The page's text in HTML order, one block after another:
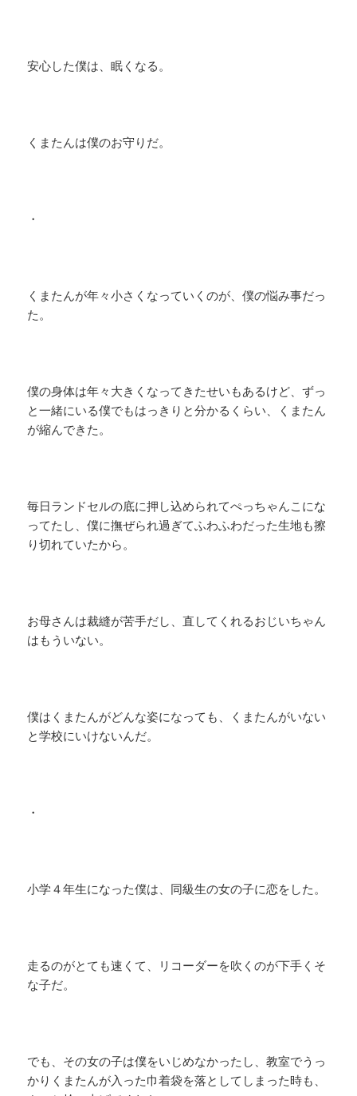
安心した僕は、眠くなる。
くまたんは僕のお守りだ。
・
くまたんが年々小さくなっていくのが、僕の悩み事だっ
た。
僕の身体は年々大きくなってきたせいもあるけど、ずっ
と一緒にいる僕でもはっきりと分かるくらい、くまたん
が縮んできた。
毎日ランドセルの底に押し込められてぺっちゃんこにな
ってたし、僕に撫ぜられ過ぎてふわふわだった生地も擦
り切れていたから。
お母さんは裁縫が苦手だし、直してくれるおじいちゃん
はもういない。
僕はくまたんがどんな姿になっても、くまたんがいない
と学校にいけないんだ。
・
小学４年生になった僕は、同級生の女の子に恋をした。
走るのがとても速くて、リコーダーを吹くのが下手くそ
な子だ。
でも、その女の子は僕をいじめなかったし、教室でうっ
かりくまたんが入った巾着袋を落としてしまった時も、